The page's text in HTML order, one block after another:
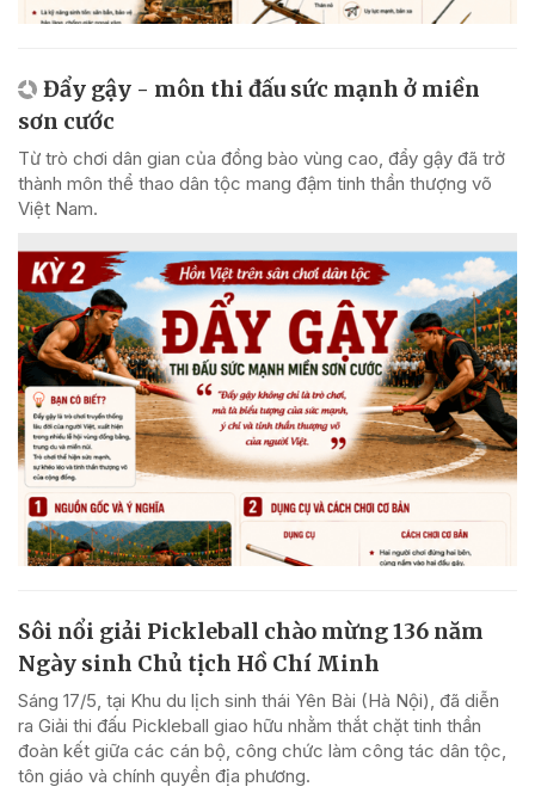
Đẩy gậy - môn thi đấu sức mạnh ở miền
sơn cước
Từ trò chơi dân gian của đồng bào vùng cao, đẩy gậy đã trở
thành môn thể thao dân tộc mang đậm tinh thần thượng võ
Việt Nam.
Sôi nổi giải Pickleball chào mừng 136 năm
Ngày sinh Chủ tịch Hồ Chí Minh
Sáng 17/5, tại Khu du lịch sinh thái Yên Bài (Hà Nội), đã diễn
ra Giải thi đấu Pickleball giao hữu nhằm thắt chặt tinh thần
đoàn kết giữa các cán bộ, công chức làm công tác dân tộc,
tôn giáo và chính quyền địa phương.